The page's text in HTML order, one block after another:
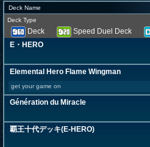
Deck Name
Deck Type
Deck Speed Duel Deck
E・HERO
Elemental Hero Flame Wingman
get your game on
Génération du Miracle
覇王十代デッキ(E-HERO)